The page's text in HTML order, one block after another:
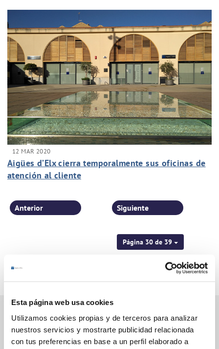
Esta página web usa cookies
Utilizamos cookies propias y de terceros para analizar
nuestros servicios y mostrarte publicidad relacionada
con tus preferencias en base a un perfil elaborado a
12 MAR 2020
Aigües d’Elx cierra temporalmente sus oficinas de
atención al cliente
Página 30 de 39
Anterior Siguiente
Gestiones Online